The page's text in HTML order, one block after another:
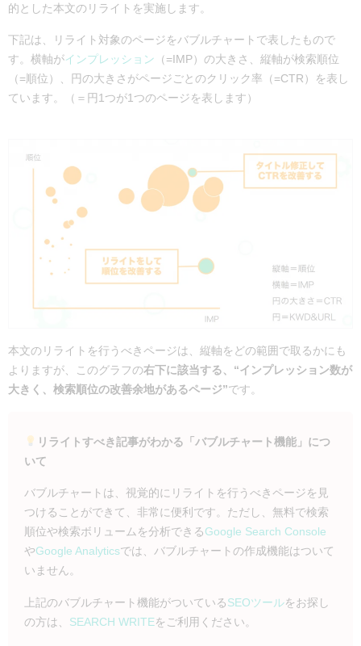
的とした本文のリライトを実施します。
下記は、リライト対象のページをバブルチャートで表したもので
す。横軸がインプレッション （=IMP）の大きさ、縦軸が検索順位
（=順位）、円の大きさがページごとのクリック率（=CTR）を表し
ています。（＝円1つが1つのページを表します）
本文のリライトを行うべきページは、縦軸をどの範囲で取るかにも
よりますが、このグラフの右下に該当する、“インプレッション数が
大きく、検索順位の改善余地があるページ”です。
リライトすべき記事がわかる「バブルチャート機能」につ
いて
バブルチャートは、視覚的にリライトを行うべきページを見
つけることができて、非常に便利です。ただし、無料で検索
順位や検索ボリュームを分析できるGoogle Search Console
やGoogle Analyticsでは、バブルチャートの作成機能はついて
いません。
上記のバブルチャート機能がついているSEOツールをお探し
の方は、 SEARCH WRITEをご利用ください。